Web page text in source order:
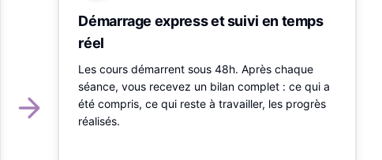
Démarrage express et suivi en temps
réel
Les cours démarrent sous 48h. Après chaque
séance, vous recevez un bilan complet : ce qui a
été compris, ce qui reste à travailler, les progrès
réalisés.